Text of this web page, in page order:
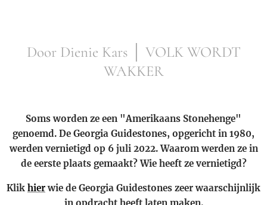
Door Dienie Kars │ VOLK WORDT
WAKKER
Soms worden ze een "Amerikaans Stonehenge"
genoemd. De Georgia Guidestones, opgericht in 1980,
werden vernietigd op 6 juli 2022. Waarom werden ze in
de eerste plaats gemaakt? Wie heeft ze vernietigd?
Klik hierwie de Georgia Guidestones zeer waarschijnlijk